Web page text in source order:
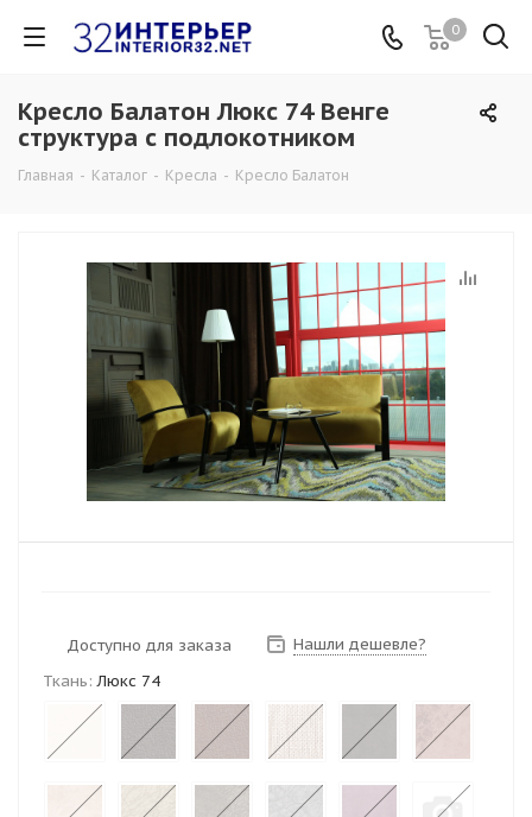
0
Кресло Балатон Люкс 74 Венге
структура с подлокотником
Главная - Каталог - Кресла - Кресло Балатон
Доступно для заказа
Нашли дешевле?
Ткань: Люкс 74